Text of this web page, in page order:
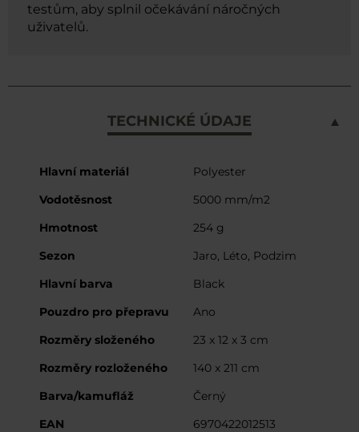
testům, aby splnil očekávání náročných
uživatelů.
TECHNICKÉ ÚDAJE
Více
Hlavní materiál
Polyester
Vodotěsnost
5000 mm/m2
Hmotnost
254 g
Sezon
Jaro, Léto, Podzim
Hlavní barva
Black
Pouzdro pro přepravu
Ano
Rozměry složeného
23 x 12 x 3 cm
Rozměry rozloženého
140 x 211 cm
Barva/kamufláž
Černý
EAN
6970422012513